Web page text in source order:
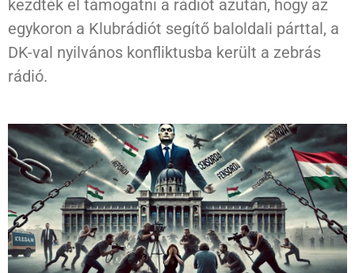
kezdték el támogatni a rádiót azután, hogy az
egykoron a Klubrádiót segítő baloldali párttal, a
DK-val nyilvános konfliktusba került a zebrás
rádió.